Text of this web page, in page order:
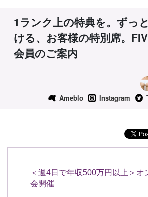
美コインランキング
ブログ
予約確認
お問い合わせ
1ランク上の特典を。ずっ
ける、お客様の特別席。
会員のご案内
Ameblo
Instagram
＜週4日で年収500万円以上＞オ
会開催